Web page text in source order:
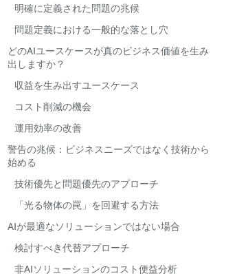
明確に定義された問題の兆候
問題定義における一般的な落とし穴
どのAIユースケースが真のビジネス価値を生み
出しますか？
収益を生み出すユースケース
コスト削減の機会
運用効率の改善
警告の兆候：ビジネスニーズではなく技術から
始める
技術優先と問題優先のアプローチ
「光る物体の罠」を回避する方法
AIが最適なソリューションではない場合
検討すべき代替アプローチ
非AIソリューションのコスト便益分析